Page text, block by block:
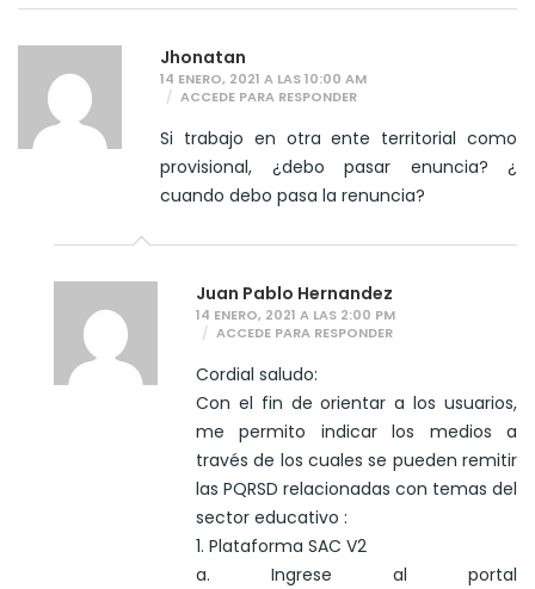
Jhonatan
14 ENERO, 2021 A LAS 10:00 AM
ACCEDE PARA RESPONDER
Si trabajo en otra ente territorial como
provisional, ¿debo pasar enuncia? ¿
cuando debo pasa la renuncia?
Juan Pablo Hernandez
14 ENERO, 2021 A LAS 2:00 PM
ACCEDE PARA RESPONDER
Cordial saludo:
Con el fin de orientar a los usuarios,
me permito indicar los medios a
través de los cuales se pueden remitir
las PQRSD relacionadas con temas del
sector educativo :
1. Plataforma SAC V2
a. Ingrese al portal